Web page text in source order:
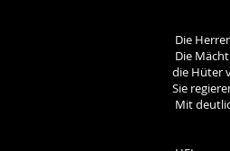
Die Herren
Die
die Hüter von
Sie regieren
Mit deutlichen